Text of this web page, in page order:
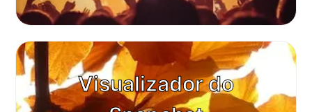
Visualizador do